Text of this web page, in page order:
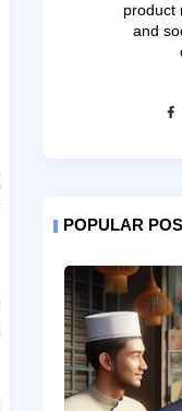
product
and
POPULAR